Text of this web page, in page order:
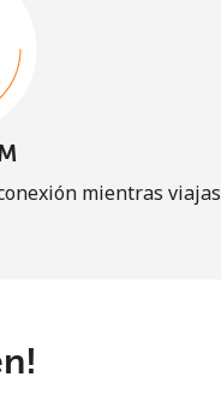
mientras viajas